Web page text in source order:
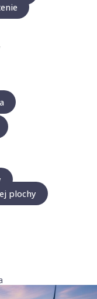
plochy